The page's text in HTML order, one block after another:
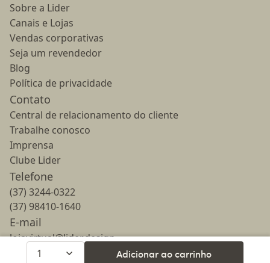
1 Adicionar ao carrinho
Sobre a Lider
Canais e Lojas
Vendas corporativas
Seja um revendedor
Blog
Política de privacidade
Contato
Central de relacionamento do cliente
Trabalhe conosco
Imprensa
Clube Lider
Telefone
(37) 3244-0322
(37) 98410-1640
E-mail
lojavirtual@lider.design
Horário de atendimento